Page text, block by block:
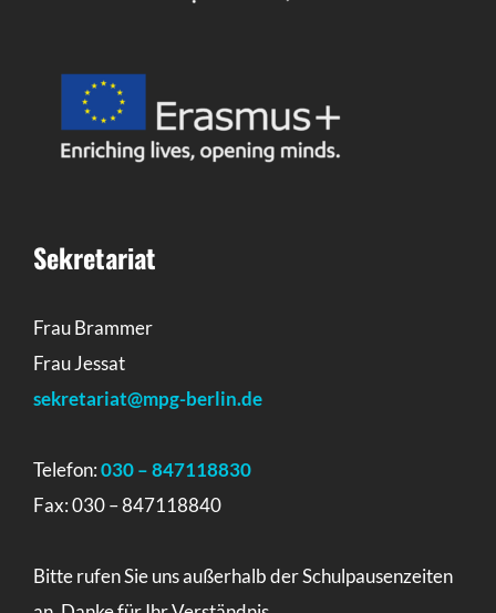
Sekretariat
Frau Brammer
Frau Jessat
sekretariat@mpg-berlin.de
Telefon:030 – 847118830
Fax: 030 – 847118840
Bitte rufen Sie uns außerhalb der Schulpausenzeiten